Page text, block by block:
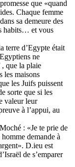
que «quand
Chaque femme
sa demeure des
habits… et vous
terre d’Egypte était
ne
que la plaie
les maisons
les Juifs puissent
sorte que si les
valeur leur
à l’appui, au
: «Je te prie de
demande à
D.ieu est
de s’emparer